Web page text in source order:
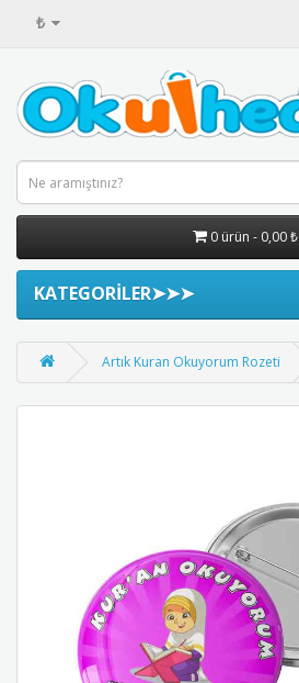
₺
0 ürün - 0,00 ₺
KATEGORİLER➤➤➤
Artık Kuran Okuyorum Rozeti